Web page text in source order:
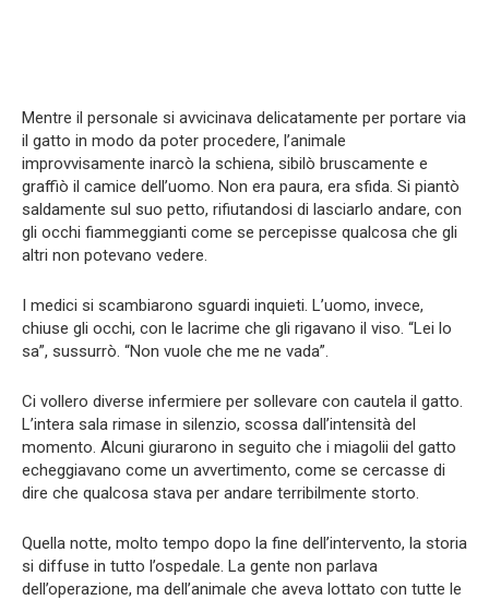
Mentre il personale si avvicinava delicatamente per portare via
il gatto in modo da poter procedere, l’animale
improvvisamente inarcò la schiena, sibilò bruscamente e
graffiò il camice dell’uomo. Non era paura, era sfida. Si piantò
saldamente sul suo petto, rifiutandosi di lasciarlo andare, con
gli occhi fiammeggianti come se percepisse qualcosa che gli
altri non potevano vedere.
I medici si scambiarono sguardi inquieti. L’uomo, invece,
chiuse gli occhi, con le lacrime che gli rigavano il viso. “Lei lo
sa”, sussurrò. “Non vuole che me ne vada”.
Ci vollero diverse infermiere per sollevare con cautela il gatto.
L’intera sala rimase in silenzio, scossa dall’intensità del
momento. Alcuni giurarono in seguito che i miagolii del gatto
echeggiavano come un avvertimento, come se cercasse di
dire che qualcosa stava per andare terribilmente storto.
Quella notte, molto tempo dopo la fine dell’intervento, la storia
si diffuse in tutto l’ospedale. La gente non parlava
dell’operazione, ma dell’animale che aveva lottato con tutte le